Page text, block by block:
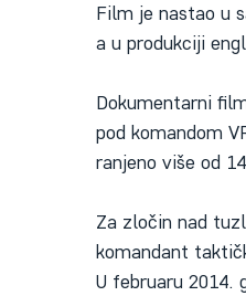
Film je nastao u
a u produkciji
Dokumentarni
pod komandom
ranjeno više od
Za zločin nad
komandant
U februaru 2014.